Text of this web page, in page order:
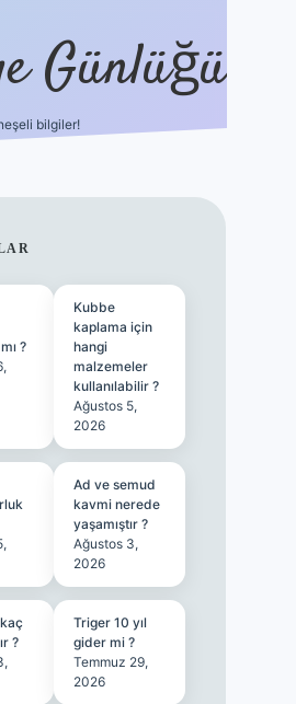
Günlüğü
bilgiler!
?
Kubbe
kaplama için
hangi
malzemeler
kullanılabilir ?
Ağustos 5,
2026
Ad ve semud
kavmi nerede
yaşamıştır ?
Ağustos 3,
2026
?
Triger 10 yıl
gider mi ?
Temmuz 29,
2026
betexper güvenilir